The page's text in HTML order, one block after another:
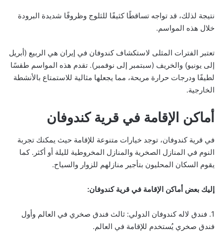
نتيجة لذلك، قد تواجه تساقطًا كثيفًا للثلوج وظروفًا شديدة البرودة
خلال هذه المواسم.
تعتبر الفترات المثلى لاستكشاف كندوفان في إيران هي الربيع (أبريل
إلى يونيو) والخريف (سبتمبر إلى نوفمبر). تقدم هذه المواسم طقسًا
لطيفًا ودرجات حرارة مريحة، مما يجعلها مثالية للاستمتاع بالأنشطة
الخارجية.
أماكن الإقامة في قرية كندوفان
في قرية كندوفان، توجد خيارات متنوعة للإقامة حيث يمكنك تجربة
النوم في المنازل الصخرية والمنازل المخروطية لليلة أو أكثر. كما
يقوم السكان المحليون بتأجير منازلهم للزوار والسياح.
إليك بعض أماكن الإقامة في قرية كندوفان:
1. فندق لاله كندوفان الدولي: ثالث فندق صخري في العالم وأول
فندق صخري يُستخدم للإقامة في العالم.